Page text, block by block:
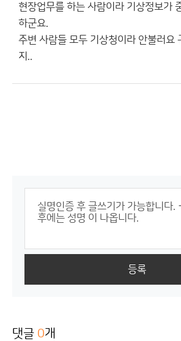
현장업무를 하는 사람이라 기상정보가
하군요.
주변 사람들 모두 기상청이라 안불러요
지..
등록
댓글 0개